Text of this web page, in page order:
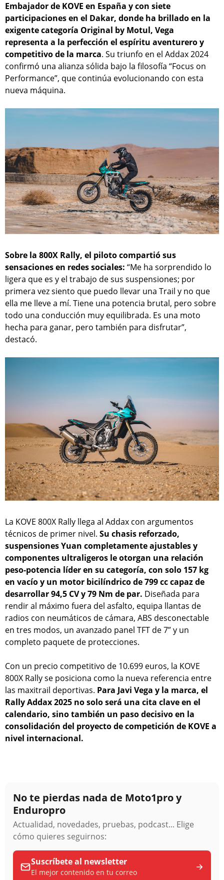
Embajador de KOVE en España y con siete
participaciones en el Dakar, donde ha brillado en la
exigente categoría Original by Motul, Vega
representa a la perfección el espíritu aventurero y
competitivo de la marca. Su triunfo en el Addax 2024
confirmó una alianza sólida bajo la filosofía “Focus on
Performance”, que continúa evolucionando con esta
nueva máquina.
Sobre la 800X Rally, el piloto compartió sus
sensaciones en redes sociales: “Me ha sorprendido lo
ligera que es y el trabajo de sus suspensiones; por
primera vez siento que puedo llevar una Trail y no que
ella me lleve a mí. Tiene una potencia brutal, pero sobre
todo una conducción muy equilibrada. Es una moto
hecha para ganar, pero también para disfrutar”,
destacó.
La KOVE 800X Rally llega al Addax con argumentos
técnicos de primer nivel. Su chasis reforzado,
suspensiones Yuan completamente ajustables y
componentes ultraligeros le otorgan una relación
peso-potencia líder en su categoría, con solo 157 kg
en vacío y un motor bicilíndrico de 799 cc capaz de
desarrollar 94,5 CV y 79 Nm de par. Diseñada para
rendir al máximo fuera del asfalto, equipa llantas de
radios con neumáticos de cámara, ABS desconectable
en tres modos, un avanzado panel TFT de 7” y un
completo paquete de protecciones.
Con un precio competitivo de 10.699 euros, la KOVE
800X Rally se posiciona como la nueva referencia entre
las maxitrail deportivas. Para Javi Vega y la marca, el
Rally Addax 2025 no solo será una cita clave en el
calendario, sino también un paso decisivo en la
consolidación del proyecto de competición de KOVE a
nivel internacional.
No te pierdas nada de Moto1pro y
Enduropro
Actualidad, novedades, pruebas, podcast... Elige
cómo quieres seguirnos:
Suscríbete al newsletter
El mejor contenido en tu correo